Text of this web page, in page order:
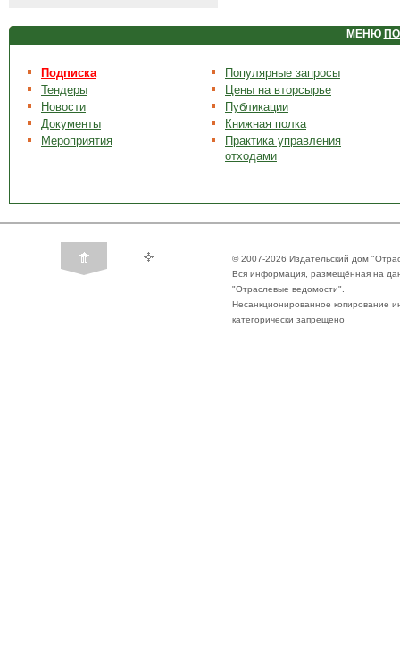
МЕНЮ
Подписка
Тендеры
Новости
Документы
Мероприятия
Популярные запросы
Цены на вторсырье
Публикации
Книжная полка
Практика управления
отходами
© 2007-2026 Издательский дом
Вся информация, размещённая на
"Отраслевые ведомости".
Несанкционированное копирование
категорически запрещено